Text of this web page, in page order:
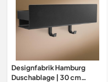
Designfabrik Hamburg
Duschablage | 30 cm